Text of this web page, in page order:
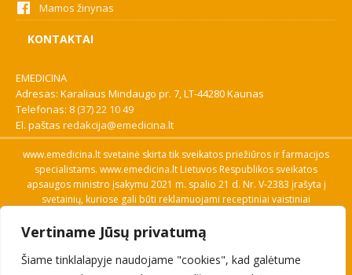
Vertiname Jūsų privatumą
Šiame tinklalapyje naudojame "cookies", kad galėtume
Mamos žinynas
KONTAKTAI
EMEDICINA
Adresas: Karaliaus Mindaugo pr. 7, LT-44280 Kaunas
Telefonas: 8 (37) 22 10 49
El. paštas redakcija@emedicina.lt
www.emedicina.lt svetainė skirta tik sveikatos priežiūros ir farmacijos
specialistams. www.emedicina.lt Lietuvos Respublikos sveikatos
apsaugos ministro įsakymu 2021 m. spalio 21 d. Nr. V-2383 įrašyta į
svetainių, kuriose gali būti reklamuojami receptiniai vaistiniai
savo profesinę kvalifikaciją. Naudingos nuorodos: Vaistų ir medicinos
pagalbos priemonių kainų paieška, VVKT tinklalapis, Sveikatos
priežiūros ar farmacijos specialisto pranešimo apie įtariamą